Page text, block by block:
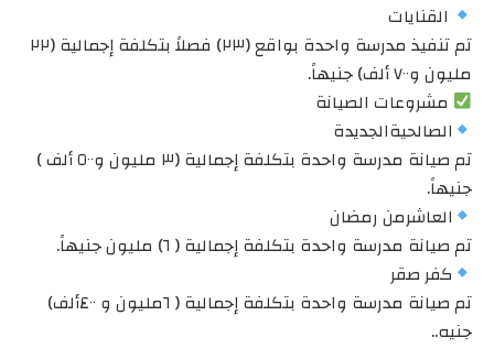
القنايات
تم تنفيذ مدرسة واحدة بواقع (٢٣) فصلاً بتكلفة إجمالية (٢٢
مليون و٧٠٠ ألف) جنيهاً.
مشروعات الصيانة
الصالحيةالجديدة
تم صيانة مدرسة واحدة بتكلفة إجمالية (٣ مليون و٥٠٠ ألف )
جنيهاً.
العاشرمن رمضان
تم صيانة مدرسة واحدة بتكلفة إجمالية ( ٦) مليون جنيهاً.
كفر صقر
تم صيانة مدرسة واحدة بتكلفة إجمالية ( ٦مليون و ٤٠٠ألف)
جنيه..